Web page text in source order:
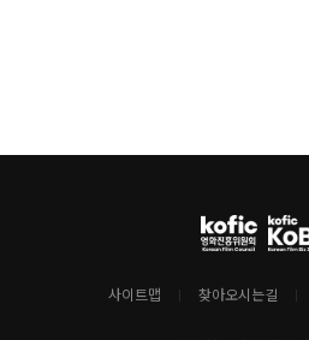
사이트맵 찾아오시는길